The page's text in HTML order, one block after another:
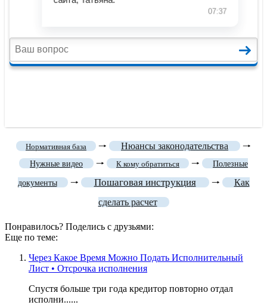
Нормативная база 🠒 Нюансы законодательства 🠒
Нужные видео 🠒 К кому обратиться 🠒 Полезные
документы 🠒 Пошаговая инструкция 🠒
Как
сделать расчет
Понравилось? Поделись с друзьями:
Еще по теме:
Через Какое Время Можно Подать Исполнительный
Лист • Отсрочка исполнения
Спустя больше три года кредитор повторно отдал
исполни......